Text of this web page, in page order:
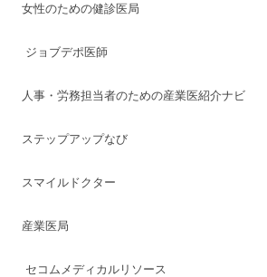
女性のための健診医局
ジョブデポ医師
人事・労務担当者のための産業医紹介ナビ
ステップアップなび
スマイルドクター
産業医局
セコムメディカルリソース